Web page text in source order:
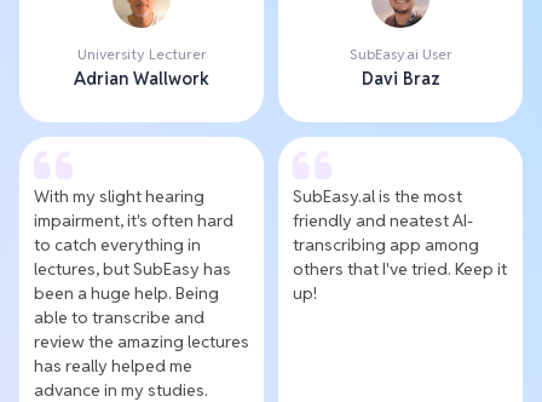
University Lecturer
Adrian Wallwork
SubEasy.ai User
Davi Braz
With my slight hearing
impairment, it's often hard
to catch everything in
lectures, but SubEasy has
been a huge help. Being
able to transcribe and
review the amazing lectures
has really helped me
advance in my studies.
SubEasy.al is the most
friendly and neatest AI-
transcribing app among
others that I've tried. Keep it
up!